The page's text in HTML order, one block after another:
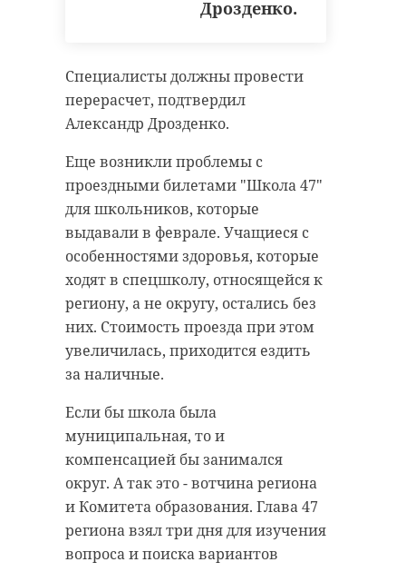
Дрозденко.
Специалисты должны провести
перерасчет, подтвердил
Александр Дрозденко.
Еще возникли проблемы с
проездными билетами "Школа 47"
для школьников, которые
выдавали в феврале. Учащиеся с
особенностями здоровья, которые
ходят в спецшколу, относящейся к
региону, а не округу, остались без
них. Стоимость проезда при этом
увеличилась, приходится ездить
за наличные.
Если бы школа была
муниципальная, то и
компенсацией бы занимался
округ. А так это - вотчина региона
и Комитета образования. Глава 47
региона взял три дня для изучения
вопроса и поиска вариантов